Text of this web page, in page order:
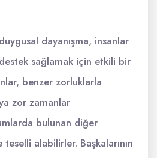
dayanışma, insanlar
destek sağlamak için etkili bir
benzer zorluklarla
zor zamanlar
bulunan diğer
alabilirler. Başkalarının